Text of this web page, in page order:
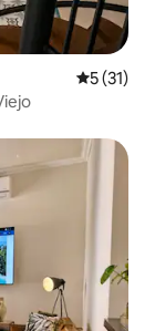
5 (31)